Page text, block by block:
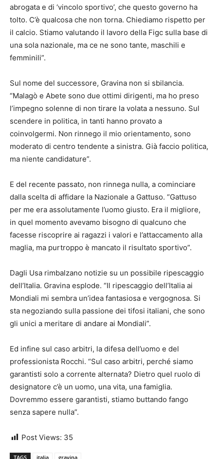
abrogata e di ‘vincolo sportivo’, che questo governo ha
tolto. C’è qualcosa che non torna. Chiediamo rispetto per
il calcio. Stiamo valutando il lavoro della Figc sulla base di
una sola nazionale, ma ce ne sono tante, maschili e
femminili”.
Sul nome del successore, Gravina non si sbilancia.
“Malagò e Abete sono due ottimi dirigenti, ma ho preso
l’impegno solenne di non tirare la volata a nessuno. Sul
scendere in politica, in tanti hanno provato a
coinvolgermi. Non rinnego il mio orientamento, sono
moderato di centro tendente a sinistra. Già faccio politica,
ma niente candidature”.
E del recente passato, non rinnega nulla, a cominciare
dalla scelta di affidare la Nazionale a Gattuso. “Gattuso
per me era assolutamente l’uomo giusto. Era il migliore,
in quel momento avevamo bisogno di qualcuno che
facesse riscoprire ai ragazzi i valori e l’attaccamento alla
maglia, ma purtroppo è mancato il risultato sportivo”.
Dagli Usa rimbalzano notizie su un possibile ripescaggio
dell’Italia. Gravina esplode. “Il ripescaggio dell’Italia ai
Mondiali mi sembra un’idea fantasiosa e vergognosa. Si
sta negoziando sulla passione dei tifosi italiani, che sono
gli unici a meritare di andare ai Mondiali”.
Ed infine sul caso arbitri, la difesa dell’uomo e del
professionista Rocchi. “Sul caso arbitri, perché siamo
garantisti solo a corrente alternata? Dietro quel ruolo di
designatore c’è un uomo, una vita, una famiglia.
Dovremmo essere garantisti, stiamo buttando fango
senza sapere nulla”.
Post Views: 35
TAGS italia gravina